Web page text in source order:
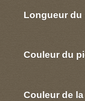
Longueur du
Couleur du
Couleur de